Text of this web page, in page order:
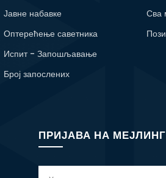
Јавне набавке
Оптерећење саветника
Испит - Запошљавање
Број запослених
Сва
ПРИЈАВА НА